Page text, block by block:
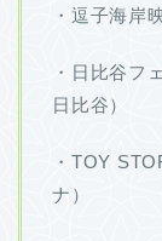
・逗子海岸
・日比谷フ
日比谷）
・TOY
ナ）